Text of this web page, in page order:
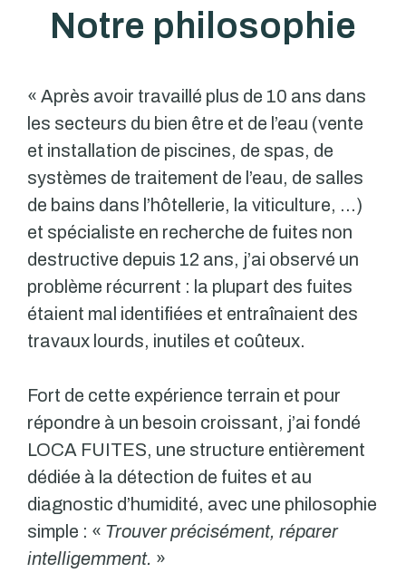
Notre philosophie
« Après avoir travaillé plus de 10 ans dans
les secteurs du bien être et de l’eau (vente
et installation de piscines, de spas, de
systèmes de traitement de l’eau, de salles
de bains dans l’hôtellerie, la viticulture, …)
et spécialiste en recherche de fuites non
destructive depuis 12 ans, j’ai observé un
problème récurrent : la plupart des fuites
étaient mal identifiées et entraînaient des
travaux lourds, inutiles et coûteux.
Fort de cette expérience terrain et pour
répondre à un besoin croissant, j’ai fondé
LOCA FUITES, une structure entièrement
dédiée à la détection de fuites et au
diagnostic d’humidité, avec une philosophie
simple : « Trouver précisément, réparer
intelligemment. »